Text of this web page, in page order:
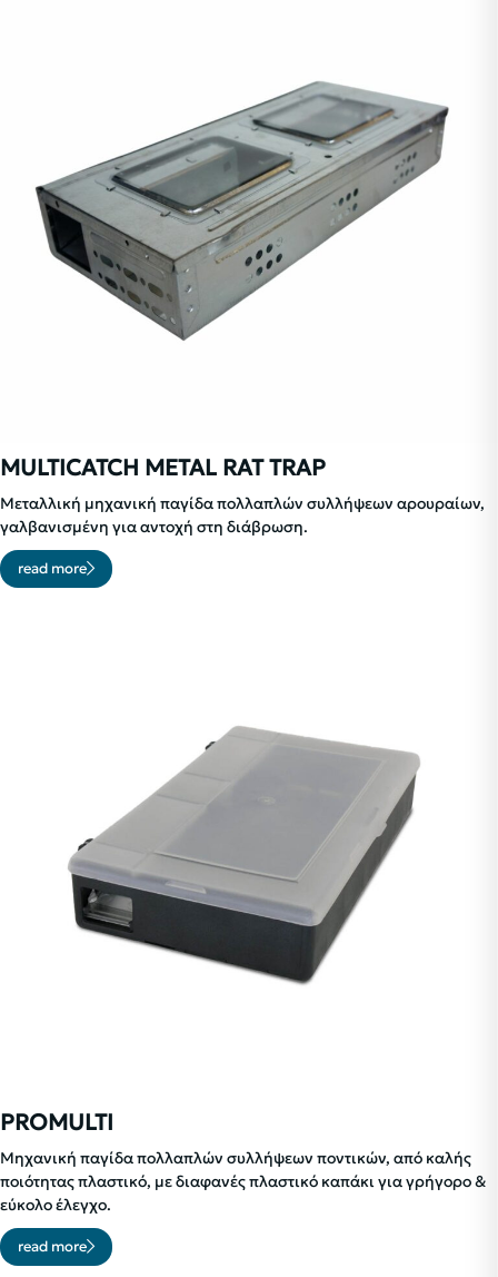
MULTICATCH METAL RAT TRAP
Μεταλλική μηχανική παγίδα πολλαπλών συλλήψεων αρουραίων,
γαλβανισμένη για αντοχή στη διάβρωση.
read more
PROMULTI
Μηχανική παγίδα πολλαπλών συλλήψεων ποντικών, από καλής
ποιότητας πλαστικό, με διαφανές πλαστικό καπάκι για γρήγορο &
εύκολο έλεγχο.
read more